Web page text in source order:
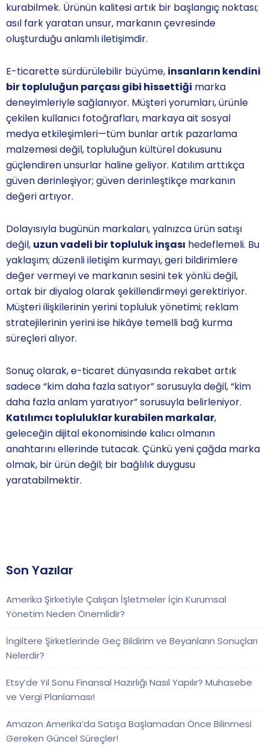
kurabilmek. Ürünün kalitesi artık bir başlangıç noktası;
asıl fark yaratan unsur, markanın çevresinde
oluşturduğu anlamlı iletişimdir.
E-ticarette sürdürülebilir büyüme, insanların kendini
bir topluluğun parçası gibi hissettiği marka
deneyimleriyle sağlanıyor. Müşteri yorumları, ürünle
çekilen kullanıcı fotoğrafları, markaya ait sosyal
medya etkileşimleri—tüm bunlar artık pazarlama
malzemesi değil, topluluğun kültürel dokusunu
güçlendiren unsurlar haline geliyor. Katılım arttıkça
güven derinleşiyor; güven derinleştikçe markanın
değeri artıyor.
Dolayısıyla bugünün markaları, yalnızca ürün satışı
değil, uzun vadeli bir topluluk inşası hedeflemeli. Bu
yaklaşım; düzenli iletişim kurmayı, geri bildirimlere
değer vermeyi ve markanın sesini tek yönlü değil,
ortak bir diyalog olarak şekillendirmeyi gerektiriyor.
Müşteri ilişkilerinin yerini topluluk yönetimi; reklam
stratejilerinin yerini ise hikâye temelli bağ kurma
süreçleri alıyor.
Sonuç olarak, e-ticaret dünyasında rekabet artık
sadece “kim daha fazla satıyor” sorusuyla değil, “kim
daha fazla anlam yaratıyor” sorusuyla belirleniyor.
Katılımcı topluluklar kurabilen markalar,
geleceğin dijital ekonomisinde kalıcı olmanın
anahtarını ellerinde tutacak. Çünkü yeni çağda marka
olmak, bir ürün değil; bir bağlılık duygusu
yaratabilmektir.
Son Yazılar
Amerika Şirketiyle Çalışan İşletmeler İçin Kurumsal
Yönetim Neden Önemlidir?
İngiltere Şirketlerinde Geç Bildirim ve Beyanların Sonuçları
Nelerdir?
Etsy’de Yıl Sonu Finansal Hazırlığı Nasıl Yapılır? Muhasebe
ve Vergi Planlaması!
Amazon Amerika’da Satışa Başlamadan Önce Bilinmesi
Gereken Güncel Süreçler!